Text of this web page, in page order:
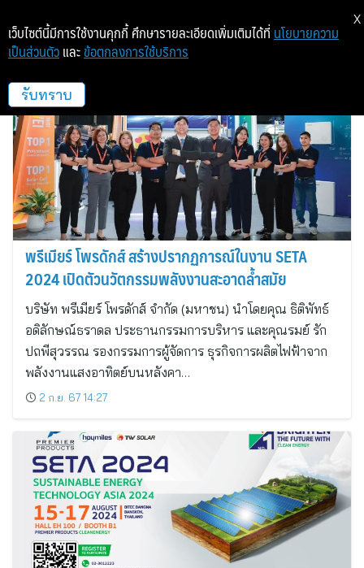
Premier Products
พรีเมียร์ โพรดักส์ สร้างปรากฏการณ์ในงาน SETA
2024 เปิดตัวนวัตกรรมพลังงานสะอาดล้ำสมัย
บริษัท พรีเมียร์ โพรดักส์ จำกัด (มหาชน) นำโดยคุณ ธิติพัทธ์
อดิลักษณ์ธราดล ประธานกรรมการบริหาร และคุณรมย์ รัก
ปถพีสุวรรณ รองกรรมการผู้จัดการ ธุรกิจการผลิตไฟฟ้าจาก
พลังงานแสงอาทิตย์บนหลังคา…
2 ก.ย. 67 14:27
เว็บไซต์นี้มีการใช้งานคุกกี้ ศึกษารายละเอียดเพิ่มเติมได้ที่ นโยบายความ
เป็นส่วนตัว และ ข้อตกลงการใช้บริการ
รับทราบ
X